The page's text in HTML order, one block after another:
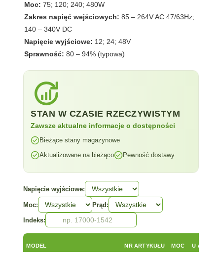
Moc: 75; 120; 240; 480W
Zakres napięć wejściowych: 85 – 264V AC 47/63Hz;
140 – 340V DC
Napięcie wyjściowe: 12; 24; 48V
Sprawność: 80 – 94% (typowa)
STAN W CZASIE RZECZYWISTYM
Zawsze aktualne informacje o dostępności
Bieżące stany magazynowe
Aktualizowane na bieżąco
Pewność dostawy
Napięcie wyjściowe:
Moc: Prąd:
Indeks:
MODEL NR ARTYKUŁU MOC U wyj